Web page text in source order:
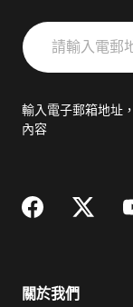
請
輸
郵
輸入電子郵箱地址
內容
關於我們